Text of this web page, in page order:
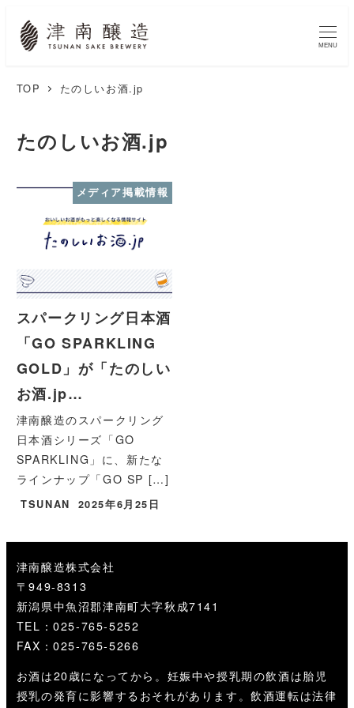
MENU
TOP たのしいお酒.jp
たのしいお酒.jp
メディア掲載情報
スパークリング日本酒
「GO SPARKLING
GOLD」が「たのしい
お酒.jp…
津南醸造のスパークリング
日本酒シリーズ「GO
SPARKLING」に、新たな
ラインナップ「GO SP […]
TSUNAN 2025年6月25日
津南醸造株式会社
〒949-8313
新潟県中魚沼郡津南町大字秋成7141
TEL：025-765-5252
FAX：025-765-5266
お酒は20歳になってから。妊娠中や授乳期の飲酒は胎児
授乳の発育に影響するおそれがあります。飲酒運転は法律